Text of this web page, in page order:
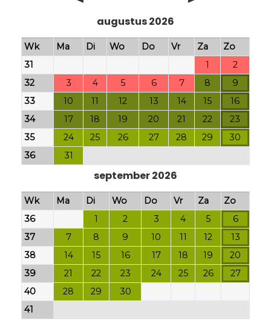
augustus 2026
Wk Ma Di Wo Do Vr Za
Zo
31
1
2
32
3 4 5 6 7 8
9
33
10 11 12 13 14 15
16
34
17 18 19 20 21 22
23
35
24 25 26 27 28 29
30
36
31
september 2026
Wk Ma Di Wo Do Vr Za
Zo
36
1 2 3 4 5
6
37
7 8 9 10 11 12
13
38
14 15 16 17 18 19
20
39
21 22 23 24 25 26
27
40
28 29
30
41